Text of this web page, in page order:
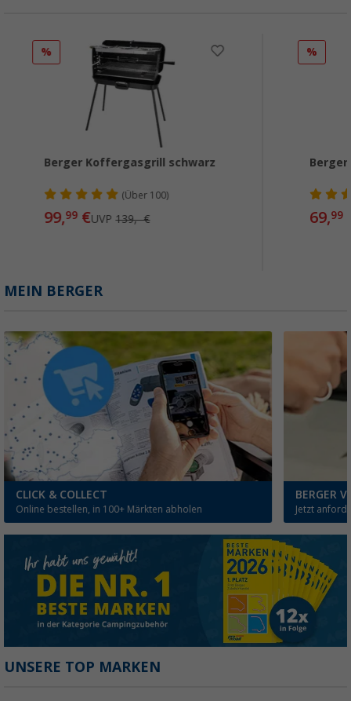
%
Berger Koffergasgrill schwarz
(Über 100)
99,99 €UVP139,- €
%
Berger
69,99
MEIN BERGER
CLICK & COLLECT
Online bestellen, in 100+ Märkten abholen
BERGER
Jetzt
UNSERE TOP MARKEN